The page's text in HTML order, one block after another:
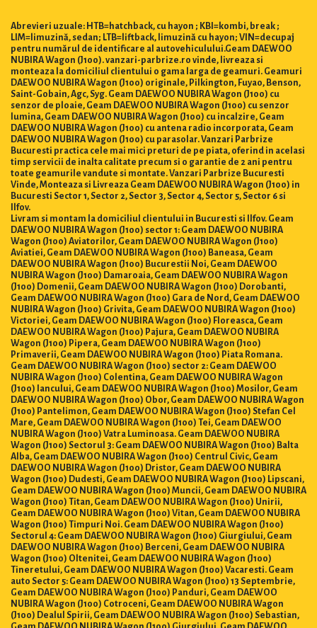
Abrevieri uzuale: HTB=hatchback, cu hayon ; KBI=kombi, break ;
LIM=limuzină, sedan; LTB=liftback, limuzină cu hayon; VIN=decupaj
pentru numărul de identificare al autovehiculului.Geam DAEWOO
NUBIRA Wagon (J100). vanzari-parbrize.ro vinde, livreaza si
monteaza la domiciliul clientului o gama larga de geamuri. Geamuri
DAEWOO NUBIRA Wagon (J100) originale, Pilkington, Fuyao, Benson,
Saint-Gobain, Agc, Syg. Geam DAEWOO NUBIRA Wagon (J100) cu
senzor de ploaie, Geam DAEWOO NUBIRA Wagon (J100) cu senzor
lumina, Geam DAEWOO NUBIRA Wagon (J100) cu incalzire, Geam
DAEWOO NUBIRA Wagon (J100) cu antena radio incorporata, Geam
DAEWOO NUBIRA Wagon (J100) cu parasolar. Vanzari Parbrize
Bucuresti practica cele mai mici preturi de pe piata, oferind in acelasi
timp servicii de inalta calitate precum si o garantie de 2 ani pentru
toate geamurile vandute si montate. Vanzari Parbrize Bucuresti
Vinde, Monteaza si Livreaza Geam DAEWOO NUBIRA Wagon (J100) in
Bucuresti Sector 1, Sector 2, Sector 3, Sector 4, Sector 5, Sector 6 si
Ilfov.
Livram si montam la domiciliul clientului in Bucuresti si Ilfov. Geam
DAEWOO NUBIRA Wagon (J100) sector 1: Geam DAEWOO NUBIRA
Wagon (J100) Aviatorilor, Geam DAEWOO NUBIRA Wagon (J100)
Aviatiei, Geam DAEWOO NUBIRA Wagon (J100) Baneasa, Geam
DAEWOO NUBIRA Wagon (J100) Bucurestii Noi, Geam DAEWOO
NUBIRA Wagon (J100) Damaroaia, Geam DAEWOO NUBIRA Wagon
(J100) Domenii, Geam DAEWOO NUBIRA Wagon (J100) Dorobanti,
Geam DAEWOO NUBIRA Wagon (J100) Gara de Nord, Geam DAEWOO
NUBIRA Wagon (J100) Grivita, Geam DAEWOO NUBIRA Wagon (J100)
Victoriei, Geam DAEWOO NUBIRA Wagon (J100) Floreasca, Geam
DAEWOO NUBIRA Wagon (J100) Pajura, Geam DAEWOO NUBIRA
Wagon (J100) Pipera, Geam DAEWOO NUBIRA Wagon (J100)
Primaverii, Geam DAEWOO NUBIRA Wagon (J100) Piata Romana.
Geam DAEWOO NUBIRA Wagon (J100) sector 2: Geam DAEWOO
NUBIRA Wagon (J100) Colentina, Geam DAEWOO NUBIRA Wagon
(J100) Iancului, Geam DAEWOO NUBIRA Wagon (J100) Mosilor, Geam
DAEWOO NUBIRA Wagon (J100) Obor, Geam DAEWOO NUBIRA Wagon
(J100) Pantelimon, Geam DAEWOO NUBIRA Wagon (J100) Stefan Cel
Mare, Geam DAEWOO NUBIRA Wagon (J100) Tei, Geam DAEWOO
NUBIRA Wagon (J100) Vatra Luminoasa. Geam DAEWOO NUBIRA
Wagon (J100) Sectorul 3: Geam DAEWOO NUBIRA Wagon (J100) Balta
Alba, Geam DAEWOO NUBIRA Wagon (J100) Centrul Civic, Geam
DAEWOO NUBIRA Wagon (J100) Dristor, Geam DAEWOO NUBIRA
Wagon (J100) Dudesti, Geam DAEWOO NUBIRA Wagon (J100) Lipscani,
Geam DAEWOO NUBIRA Wagon (J100) Muncii, Geam DAEWOO NUBIRA
Wagon (J100) Titan, Geam DAEWOO NUBIRA Wagon (J100) Unirii,
Geam DAEWOO NUBIRA Wagon (J100) Vitan, Geam DAEWOO NUBIRA
Wagon (J100) Timpuri Noi. Geam DAEWOO NUBIRA Wagon (J100)
Sectorul 4: Geam DAEWOO NUBIRA Wagon (J100) Giurgiului, Geam
DAEWOO NUBIRA Wagon (J100) Berceni, Geam DAEWOO NUBIRA
Wagon (J100) Oltenitei, Geam DAEWOO NUBIRA Wagon (J100)
Tineretului, Geam DAEWOO NUBIRA Wagon (J100) Vacaresti. Geam
auto Sector 5: Geam DAEWOO NUBIRA Wagon (J100) 13 Septembrie,
Geam DAEWOO NUBIRA Wagon (J100) Panduri, Geam DAEWOO
NUBIRA Wagon (J100) Cotroceni, Geam DAEWOO NUBIRA Wagon
(J100) Dealul Spirii, Geam DAEWOO NUBIRA Wagon (J100) Sebastian,
Geam DAEWOO NUBIRA Wagon (J100) Giurgiului, Geam DAEWOO